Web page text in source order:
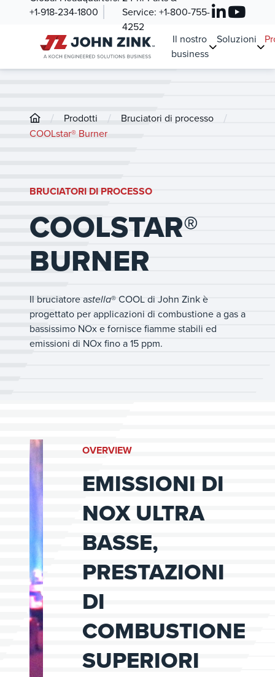
+1-918-234-1800
Service: +1-800-755-
4252
Il nostro
business
Soluzioni
/ Prodotti / Bruciatori di processo /
COOLstar® Burner
BRUCIATORI DI PROCESSO
COOLSTAR®
BURNER
Il bruciatore astella® COOL di John Zink è
progettato per applicazioni di combustione a gas a
bassissimo NOx e fornisce fiamme stabili ed
emissioni di NOx fino a 15 ppm.
OVERVIEW
EMISSIONI DI
NOX ULTRA
BASSE,
PRESTAZIONI
DI
COMBUSTIONE
SUPERIORI